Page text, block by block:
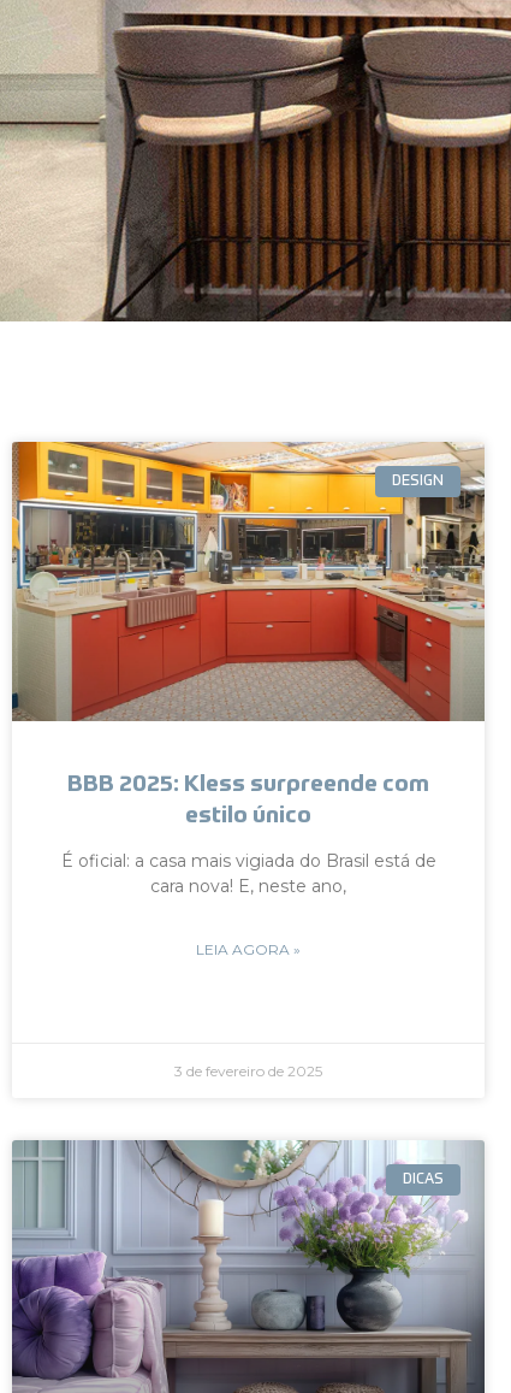
DESIGN
BBB 2025: Kless surpreende com
estilo único
É oficial: a casa mais vigiada do Brasil está de
cara nova! E, neste ano,
LEIA AGORA »
3 de fevereiro de 2025
DICAS